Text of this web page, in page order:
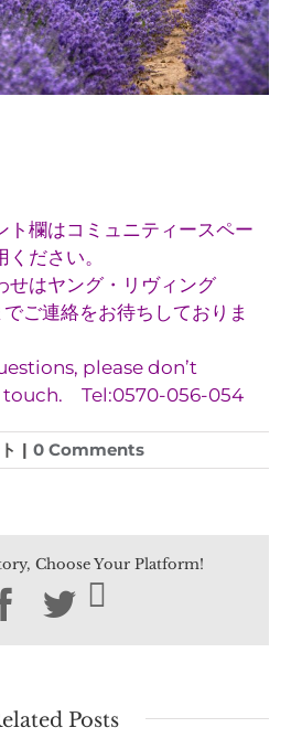
欄はコミュニティースペー
ださい。
せはヤング・リヴィング
ご連絡をお待ちしておりま
please don’t
touch. Tel:0570-056-054
| 0 Comments
Choose Your Platform!
Facebook
Twitter
Posts